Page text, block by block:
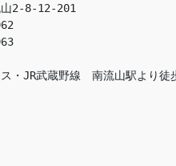
山2-8-12-201
・JR武蔵野線　南流山駅より徒